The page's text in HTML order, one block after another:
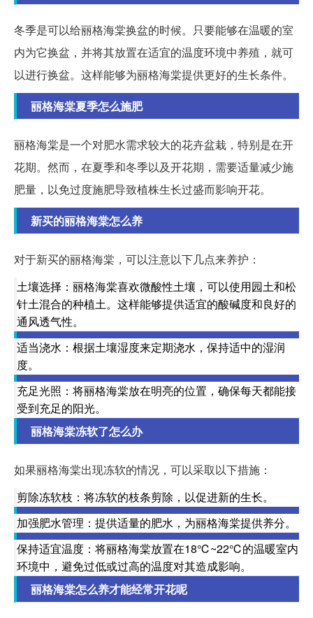
冬季是可以给丽格海棠换盆的时候。只要能够在温暖的室
内为它换盆，并将其放置在适宜的温度环境中养殖，就可
以进行换盆。这样能够为丽格海棠提供更好的生长条件。
丽格海棠夏季怎么施肥
丽格海棠是一个对肥水需求较大的花卉盆栽，特别是在开
花期。然而，在夏季和冬季以及开花期，需要适量减少施
肥量，以免过度施肥导致植株生长过盛而影响开花。
新买的丽格海棠怎么养
对于新买的丽格海棠，可以注意以下几点来养护：
土壤选择：丽格海棠喜欢微酸性土壤，可以使用园土和松
针土混合的种植土。这样能够提供适宜的酸碱度和良好的
通风透气性。
适当浇水：根据土壤湿度来定期浇水，保持适中的湿润
度。
充足光照：将丽格海棠放在明亮的位置，确保每天都能接
受到充足的阳光。
丽格海棠冻软了怎么办
如果丽格海棠出现冻软的情况，可以采取以下措施：
剪除冻软枝：将冻软的枝条剪除，以促进新的生长。
加强肥水管理：提供适量的肥水，为丽格海棠提供养分。
保持适宜温度：将丽格海棠放置在18℃~22℃的温暖室内
环境中，避免过低或过高的温度对其造成影响。
丽格海棠怎么养才能经常开花呢